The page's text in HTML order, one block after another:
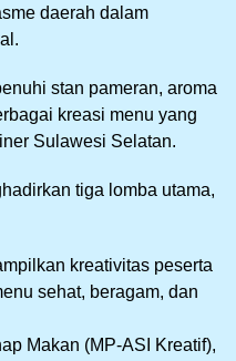
daerah dalam
stan pameran, aroma
kreasi menu yang
Sulawesi Selatan.
tiga lomba utama,
kreativitas peserta
sehat, beragam, dan
Makan (MP-ASI Kreatif),